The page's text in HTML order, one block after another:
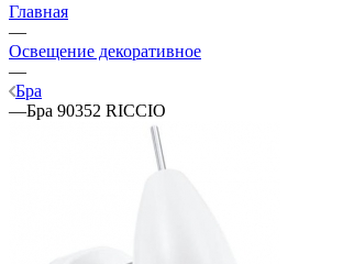
Главная
—
Освещение декоративное
—
Бра
—Бра 90352 RICCIO